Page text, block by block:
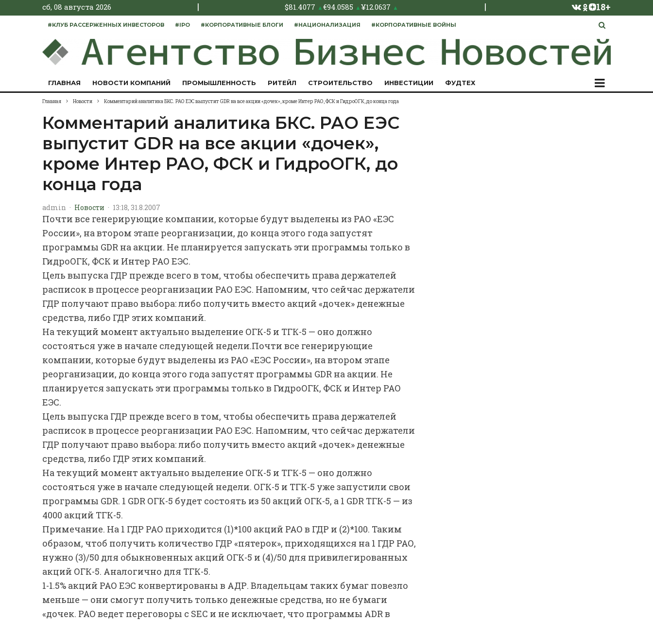
сб, 08 августа 2026 | $81.4077 ▲€94.0585 ▲¥12.0637 ▲ | 18+
#КЛУБ РАССЕРЖЕННЫХ ИНВЕСТОРОВ #IPO #КОРПОРАТИВНЫЕ БЛОГИ #НАЦИОНАЛИЗАЦИЯ #КОРПОРАТИВНЫЕ ВОЙНЫ
ГЛАВНАЯ НОВОСТИ КОМПАНИЙ ПРОМЫШЛЕННОСТЬ РИТЕЙЛ СТРОИТЕЛЬСТВО ИНВЕСТИЦИИ ФУДТЕХ
Главная Новости Комментарий аналитика БКС. РАО ЕЭС выпустит GDR на все акции «дочек», кроме Интер РАО, ФСК и ГидроОГК, до конца года
Комментарий аналитика БКС. РАО ЕЭС
выпустит GDR на все акции «дочек»,
кроме Интер РАО, ФСК и ГидроОГК, до
конца года
admin · Новости · 13:18, 31.8.2007
Почти все генерирующие компании, которые будут выделены из РАО «ЕЭС
России», на втором этапе реорганизации, до конца этого года запустят
программы GDR на акции. Не планируется запускать эти программы только в
ГидроОГК, ФСК и Интер РАО ЕЭС.
Цель выпуска ГДР прежде всего в том, чтобы обеспечить права держателей
расписок в процессе реорганизации РАО ЕЭС. Напомним, что сейчас держатели
ГДР получают право выбора: либо получить вместо акций «дочек» денежные
средства, либо ГДР этих компаний.
На текущий момент актуально выделение ОГК-5 и ТГК-5 — оно должно
состояться уже в начале следующей недели.Почти все генерирующие
компании, которые будут выделены из РАО «ЕЭС России», на втором этапе
реорганизации, до конца этого года запустят программы GDR на акции. Не
планируется запускать эти программы только в ГидроОГК, ФСК и Интер РАО
ЕЭС.
Цель выпуска ГДР прежде всего в том, чтобы обеспечить права держателей
расписок в процессе реорганизации РАО ЕЭС. Напомним, что сейчас держатели
ГДР получают право выбора: либо получить вместо акций «дочек» денежные
средства, либо ГДР этих компаний.
На текущий момент актуально выделение ОГК-5 и ТГК-5 — оно должно
состояться уже в начале следующей недели. ОГК-5 и ТГК-5 уже запустили свои
программы GDR. 1 GDR ОГК-5 будет состоять из 50 акций ОГК-5, а 1 GDR ТГК-5 — из
4000 акций ТГК-5.
Примечание. На 1 ГДР РАО приходится (1)*100 акций РАО в ГДР и (2)*100. Таким
образом, чтоб получить количество ГДР «пятерок», приходящихся на 1 ГДР РАО,
нужно (3)/50 для обыкновенных акций ОГК-5 и (4)/50 для привилегированных
акций ОГК-5. Аналогично для ТГК-5.
1-1.5% акций РАО ЕЭС конвертированы в АДР. Владельцам таких бумаг повезло
меньше — они смогут получить только денежные средства, но не бумаги
«дочек. РАО ведет переговоры с SEC и не исключает, что программы ADR в